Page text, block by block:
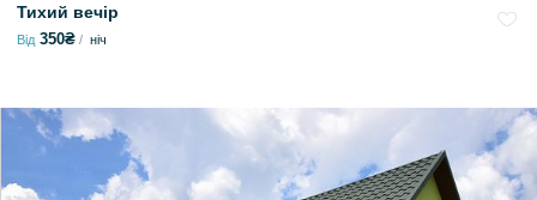
Тихий вечір
Від 350₴ ніч